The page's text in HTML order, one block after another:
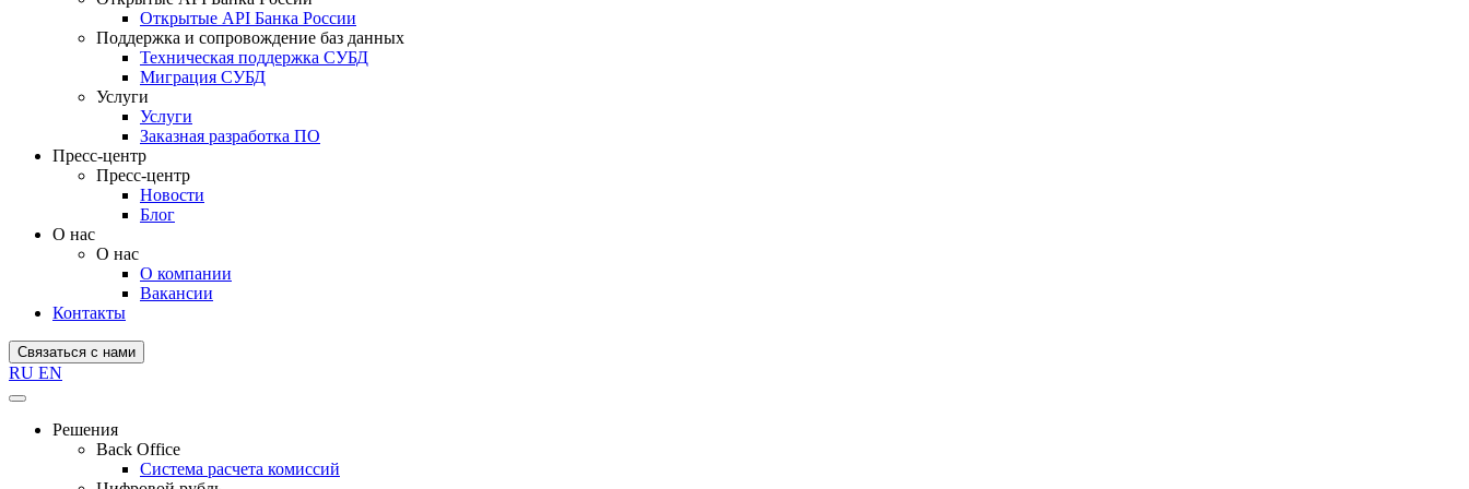
Открытые API Банка России
Поддержка и сопровождение баз данных
Техническая поддержка СУБД
Миграция СУБД
Услуги
Услуги
Заказная разработка ПО
Пресс-центр
Пресс-центр
Новости
Блог
О нас
О нас
О компании
Вакансии
Контакты
Связаться с нами
RU EN
Решения
Back Office
Система расчета комиссий